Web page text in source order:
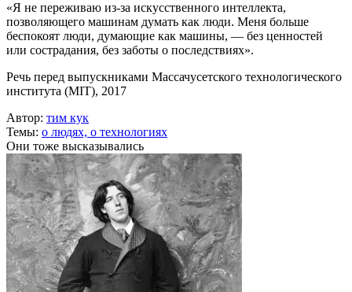
«Я не переживаю из-за искусственного интеллекта,
позволяющего машинам думать как люди. Меня больше
беспокоят люди, думающие как машины, — без ценностей
или сострадания, без заботы о последствиях».
Речь перед выпускниками Массачусетского технологического
института (MIT), 2017
Автор: тим кук
Темы: о людях, о технологиях
Они тоже высказывались